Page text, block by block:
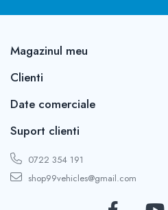
Magazinul meu
Clienti
Date comerciale
Suport clienti
0722 354 191
shop99vehicles@gmail.com